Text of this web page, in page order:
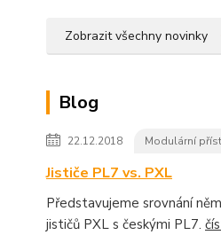
Zobrazit všechny novinky
Blog
22.12.2018 Modulární
Jističe PL7 vs. PXL
Představujeme srovnání
jističů PXL s českými PL7.